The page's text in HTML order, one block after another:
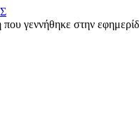
που γεννήθηκε στην